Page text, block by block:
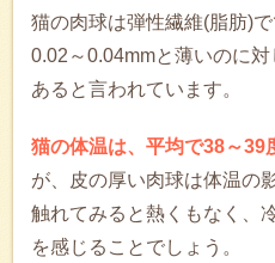
猫の肉球は弾性繊維(脂肪)
0.02～0.04mmと薄いのに
あると言われています。
猫の体温は、平均で38～39
が、皮の厚い肉球は体温の
触れてみると熱くもなく、
を感じることでしょう。